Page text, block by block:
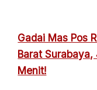
Gadai Mas Pos
Barat Surabaya,
Menit!